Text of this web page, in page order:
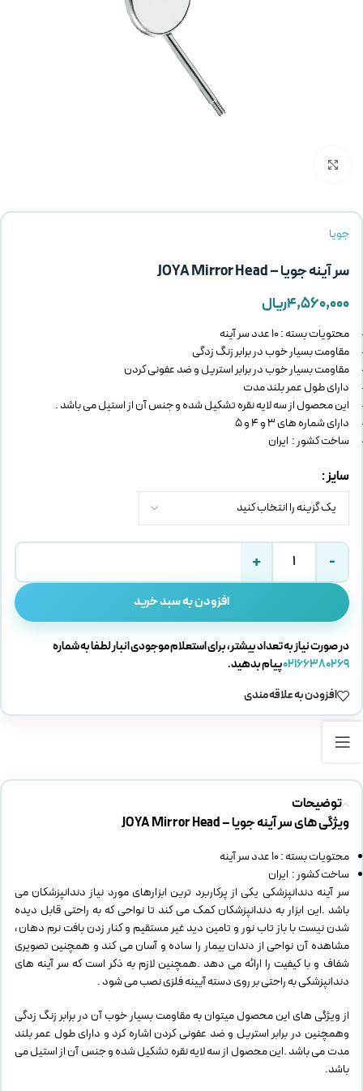
جویا
سر آینه جویا – JOYA Mirror Head
۴,۵۶۰,۰۰۰ریال
محتویات بسته : 10 عدد سر آینه
مقاومت بسیار خوب در برابر زنگ زدگی
مقاومت بسیار خوب در برابر استریل و ضد عفونی کردن
دارای طول عمر بلند مدت
این محصول از سه لایه نقره تشکیل شده و جنس آن از استیل می باشد .
دارای شماره های 3 و 4 و 5
ساخت کشور : ایران
سایز
افزودن به سبد خرید
در صورت نیاز به تعداد بیشتر، برای استعلام موجودی انبار لطفا به شماره
02166380269پیام بدهید.
افزودن به علاقه مندی
توضیحات
ویژگی های سر آینه جویا – JOYA Mirror Head
محتویات بسته : 10 عدد سر آینه
ساخت کشور : ایران
سر آینه دندانپزشکی یکی از پرکاربرد ترین ابزارهای مورد نیاز دندانپزشکان می
باشد .این ابزار به دندانپزشکان کمک می کند تا نواحی که به راحتی قابل دیده
شدن نیست با باز تاب نور و تامین دید غیر مستقیم و کنار زدن بافت نرم دهان ،
مشاهده آن نواحی از دندان بیمار را ساده و آسان می کند و همچنین تصویری
شفاف و با کیفیت را ارائه می دهد .همچنین لازم به ذکر است که سر آینه های
دندانپزشکی به راحتی بر روی دسته آیینه فلزی نصب می شود .
از ویژگی های این محصول میتوان به مقاومت بسیار خوب آن در برابر زنگ زدگی
وهمچنین در برابر استریل و ضد عفونی کردن اشاره کرد و دارای طول عمر بلند
مدت می باشد .این محصول از سه لایه نقره تشکیل شده و جنس آن از استیل می
باشد.